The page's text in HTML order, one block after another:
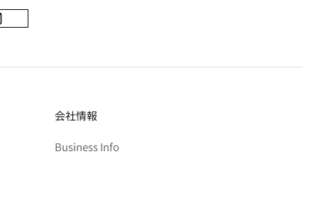
会社情報
Business Info